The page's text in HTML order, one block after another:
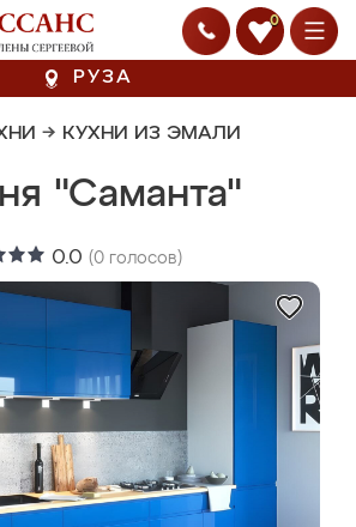
0
РУЗА
→ КУХНИ ИЗ ЭМАЛИ
"Саманта"
0.0 (0 голосов)